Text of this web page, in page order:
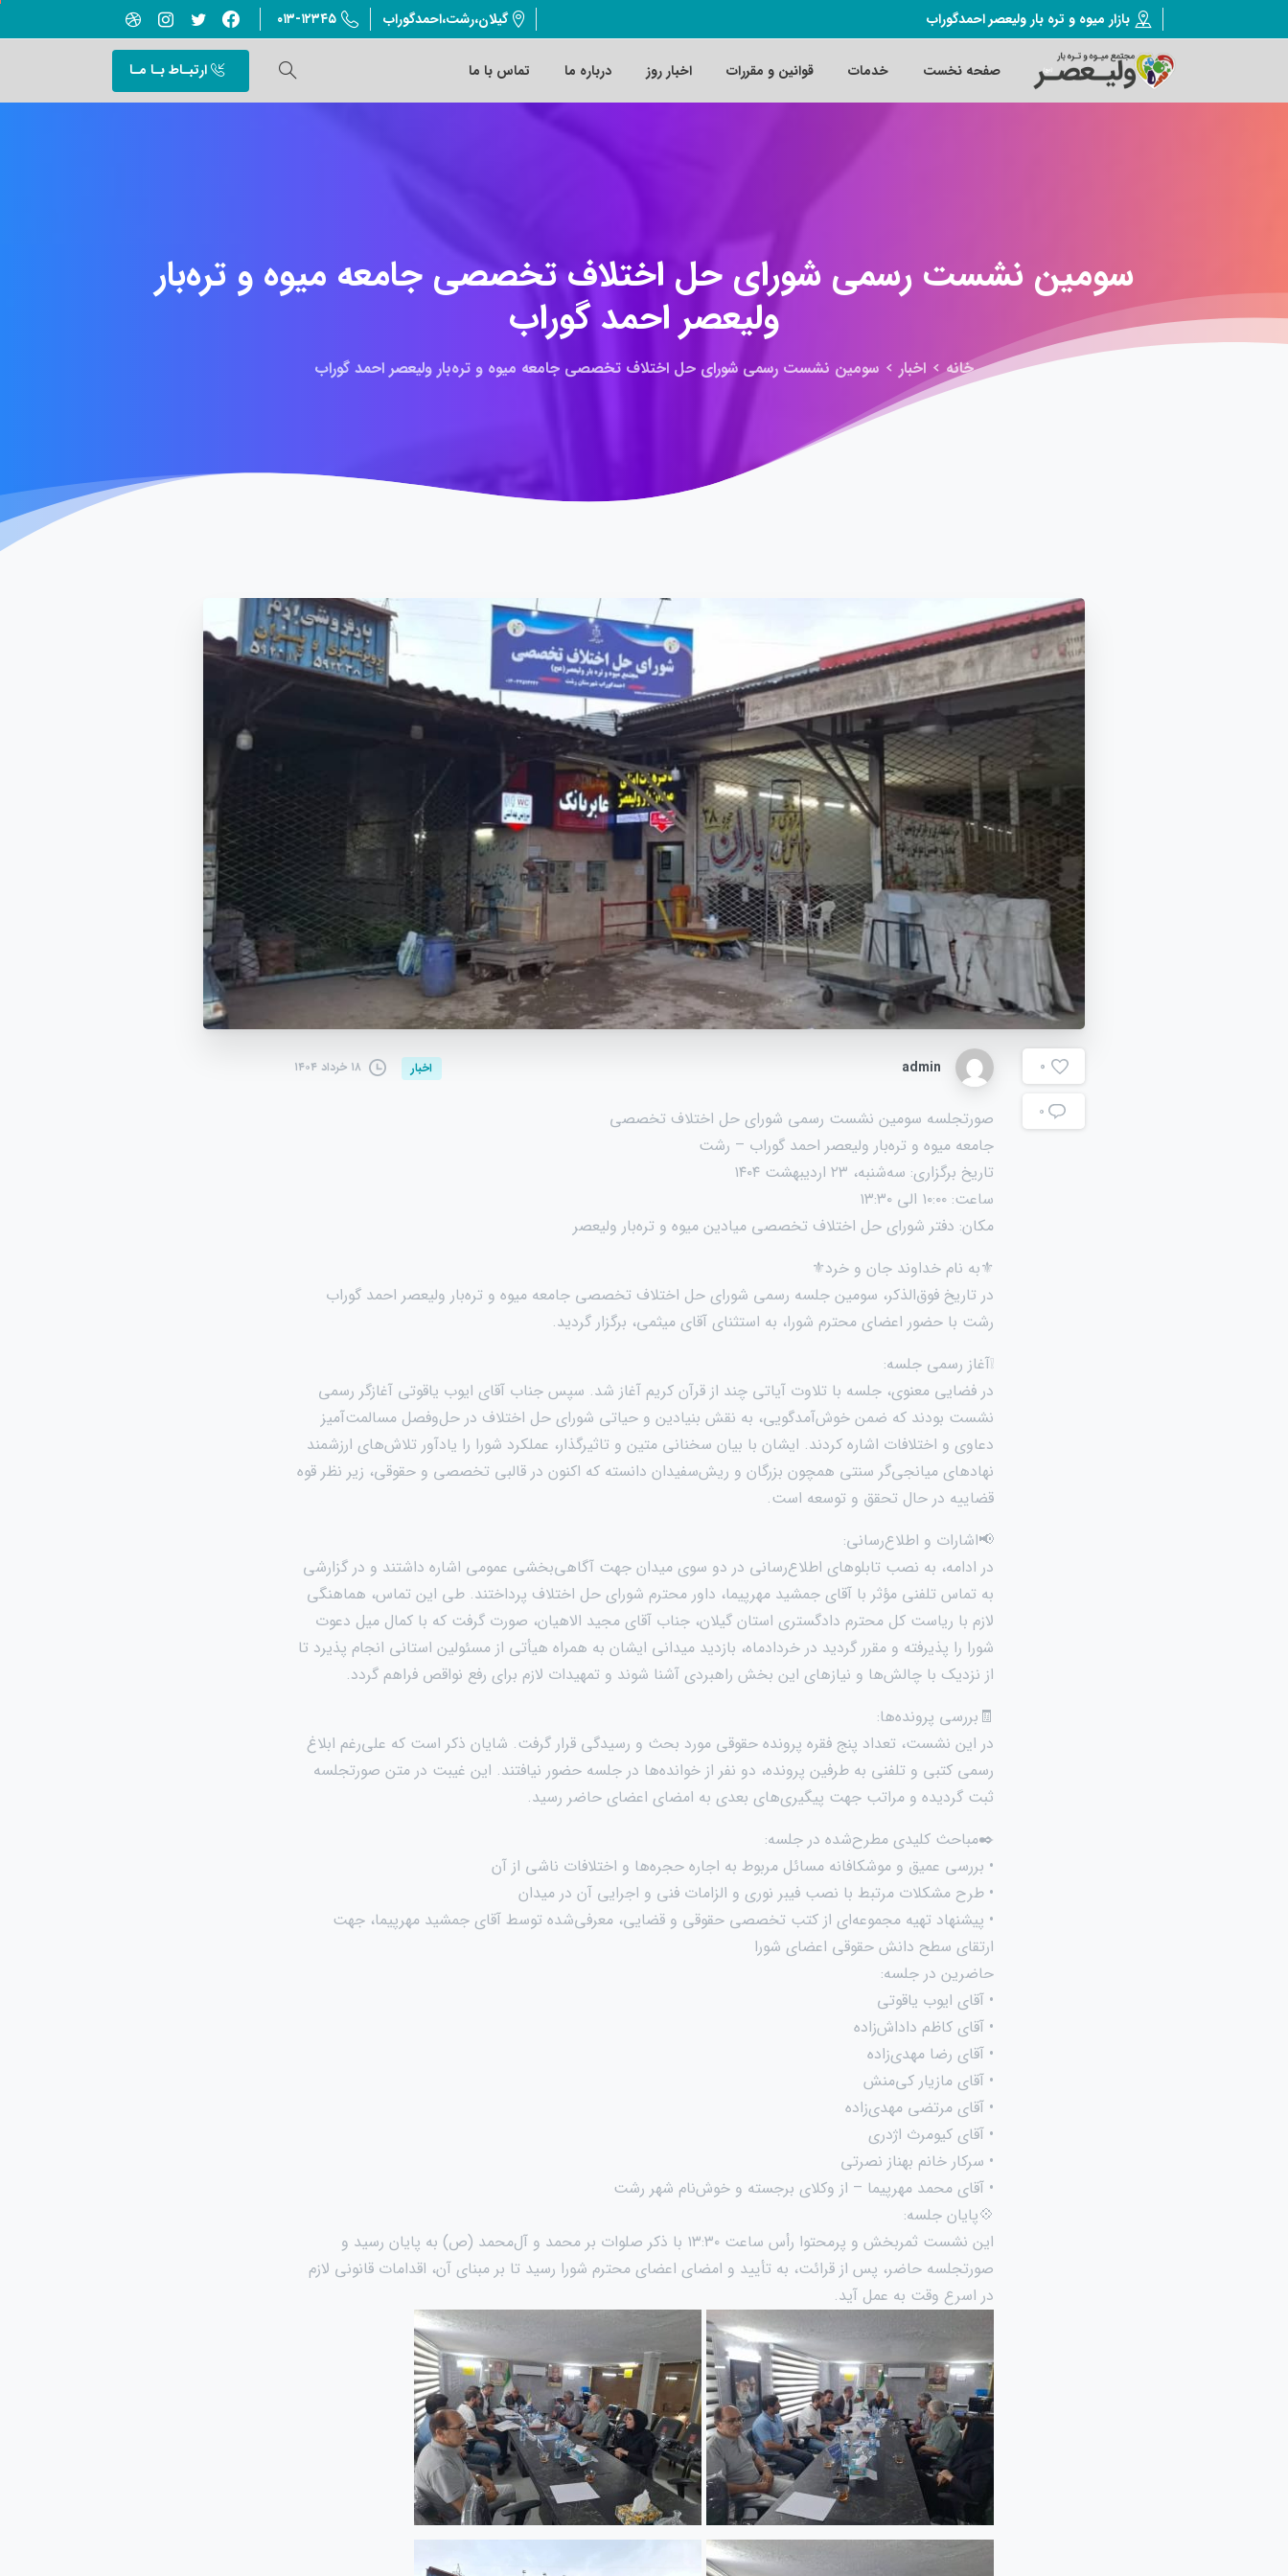
بازار میوه و تره بار ولیعصر احمدگوراب گیلان،رشت،احمدگوراب ۰۱۳-۱۲۳۴۵
صفحه نخست خدمات قوانین و مقررات اخبار روز درباره ما تماس با ما ارتبـاط بـا مـا
سومین نشست رسمی شورای حل اختلاف تخصصی جامعه میوه و تره‌بار
ولیعصر احمدگوراب
خانه اخبار سومین نشست رسمی شورای حل اختلاف تخصصی جامعه میوه و تره‌بار ولیعصر احمد گوراب
0
۰
admin اخبار ۱۸ خرداد ۱۴۰۴
️صورتجلسه سومین نشست رسمی شورای حل اختلاف تخصصی
جامعه میوه و تره‌بار ولیعصر احمد گوراب – رشت
تاریخ برگزاری: سه‌شنبه، ۲۳ اردیبهشت ۱۴۰۴
ساعت: ۱۰:۰۰ الی ۱۳:۳۰
مکان: دفتر شورای حل اختلاف تخصصی میادین میوه و تره‌بار ولیعصر
⚜️به نام خداوند جان و خرد⚜️
در تاریخ فوق‌الذکر، سومین جلسه رسمی شورای حل اختلاف تخصصی جامعه میوه و تره‌بار ولیعصر احمد گوراب
رشت با حضور اعضای محترم شورا، به استثنای آقای میثمی، برگزار گردید.
❕️آغاز رسمی جلسه:
در فضایی معنوی، جلسه با تلاوت آیاتی چند از قرآن کریم آغاز شد. سپس جناب آقای ایوب یاقوتی آغازگر رسمی
نشست بودند که ضمن خوش‌آمدگویی، به نقش بنیادین و حیاتی شورای حل اختلاف در حل‌وفصل مسالمت‌آمیز
دعاوی و اختلافات اشاره کردند. ایشان با بیان سخنانی متین و تاثیرگذار، عملکرد شورا را یادآور تلاش‌های ارزشمند
نهادهای میانجی‌گر سنتی همچون بزرگان و ریش‌سفیدان دانسته که اکنون در قالبی تخصصی و حقوقی، زیر نظر قوه
قضاییه در حال تحقق و توسعه است.
📢اشارات و اطلاع‌رسانی:
در ادامه، به نصب تابلوهای اطلاع‌رسانی در دو سوی میدان جهت آگاهی‌بخشی عمومی اشاره داشتند و در گزارشی
به تماس تلفنی مؤثر با آقای جمشید مهرپیما، داور محترم شورای حل اختلاف پرداختند. طی این تماس، هماهنگی
لازم با ریاست کل محترم دادگستری استان گیلان، جناب آقای مجید الاهیان، صورت گرفت که با کمال میل دعوت
شورا را پذیرفته و مقرر گردید در خردادماه، بازدید میدانی ایشان به همراه هیأتی از مسئولین استانی انجام پذیرد تا
از نزدیک با چالش‌ها و نیازهای این بخش راهبردی آشنا شوند و تمهیدات لازم برای رفع نواقص فراهم گردد.
🧾بررسی پرونده‌ها:
در این نشست، تعداد پنج فقره پرونده حقوقی مورد بحث و رسیدگی قرار گرفت. شایان ذکر است که علی‌رغم ابلاغ
رسمی کتبی و تلفنی به طرفین پرونده، دو نفر از خوانده‌ها در جلسه حضور نیافتند. این غیبت در متن صورتجلسه
ثبت گردیده و مراتب جهت پیگیری‌های بعدی به امضای اعضای حاضر رسید.
✒️مباحث کلیدی مطرح‌شده در جلسه:
• بررسی عمیق و موشکافانه مسائل مربوط به اجاره حجره‌ها و اختلافات ناشی از آن
• طرح مشکلات مرتبط با نصب فیبر نوری و الزامات فنی و اجرایی آن در میدان
• پیشنهاد تهیه مجموعه‌ای از کتب تخصصی حقوقی و قضایی، معرفی‌شده توسط آقای جمشید مهرپیما، جهت
ارتقای سطح دانش حقوقی اعضای شورا
حاضرین در جلسه:
• آقای ایوب یاقوتی
• آقای کاظم داداش‌زاده
• آقای رضا مهدی‌زاده
• آقای مازیار کی‌منش
• آقای مرتضی مهدی‌زاده
• آقای کیومرث اژدری
• سرکار خانم بهناز نصرتی
• آقای محمد مهرپیما – از وکلای برجسته و خوش‌نام شهر رشت
💠پایان جلسه:
این نشست ثمربخش و پرمحتوا رأس ساعت ۱۳:۳۰ با ذکر صلوات بر محمد و آل‌محمد (ص) به پایان رسید و
صورتجلسه حاضر، پس از قرائت، به تأیید و امضای اعضای محترم شورا رسید تا بر مبنای آن، اقدامات قانونی لازم
در اسرع وقت به عمل آید.